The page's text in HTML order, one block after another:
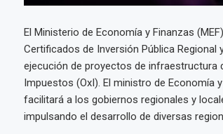
El Ministerio de Economía y Finanzas
Certificados de Inversión Pública
ejecución de proyectos de infraestructura
Impuestos (OxI). El ministro de Economía
facilitará a los gobiernos regionales y
impulsando el desarrollo de diversas